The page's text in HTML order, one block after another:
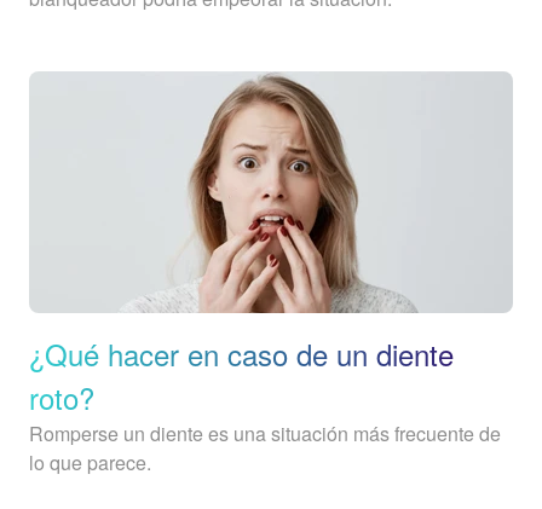
¿Qué hacer en caso de un diente
roto?
Romperse un diente es una situación más frecuente de
lo que parece.